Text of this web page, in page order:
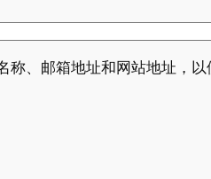
、邮箱地址和网站地址，以